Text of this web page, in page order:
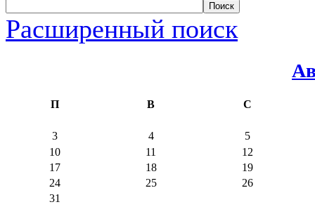
Расширенный поиск
П В С
3 4
5
10
11
12
17
18
19
24
25
26
31